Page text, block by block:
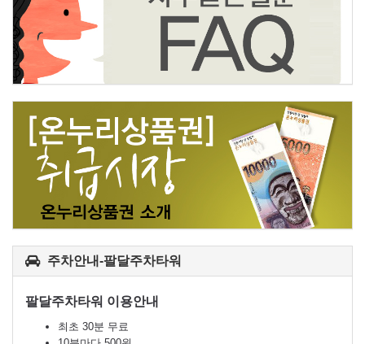
주차안내-팔달주차타워
팔달주차타워 이용안내
최초 30분 무료